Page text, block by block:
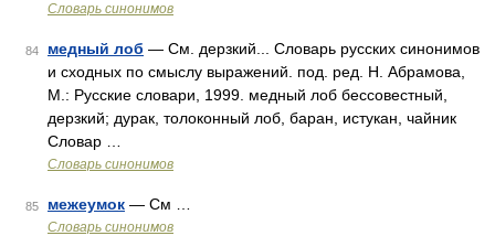
Словарь синонимов
84 медный лоб — См. дерзкий... Словарь русских синонимов
и сходных по смыслу выражений. под. ред. Н. Абрамова,
М.: Русские словари, 1999. медный лоб бессовестный,
дерзкий; дурак, толоконный лоб, баран, истукан, чайник
Словар …
Словарь синонимов
85 межеумок — См …
Словарь синонимов